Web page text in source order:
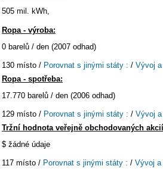
505 mil. kWh,
Ropa - výroba:
0 barelů / den (2007 odhad)
130 místo / Porovnat s jinými státy : / Vývoj
Ropa - spotřeba:
17.770 barelů / den (2006 odhad)
129 místo / Porovnat s jinými státy : / Vývoj
Tržní hodnota veřejně obchodovaných
$ žádné údaje
117 místo / Porovnat s jinými státy : / Vývoj